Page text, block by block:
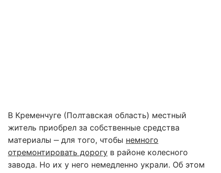
В Кременчуге (Полтавская область) местный
житель приобрел за собственные средства
материалы ‒ для того, чтобы немного
отремонтировать дорогу в районе колесного
завода. Но их у него немедленно украли. Об этом